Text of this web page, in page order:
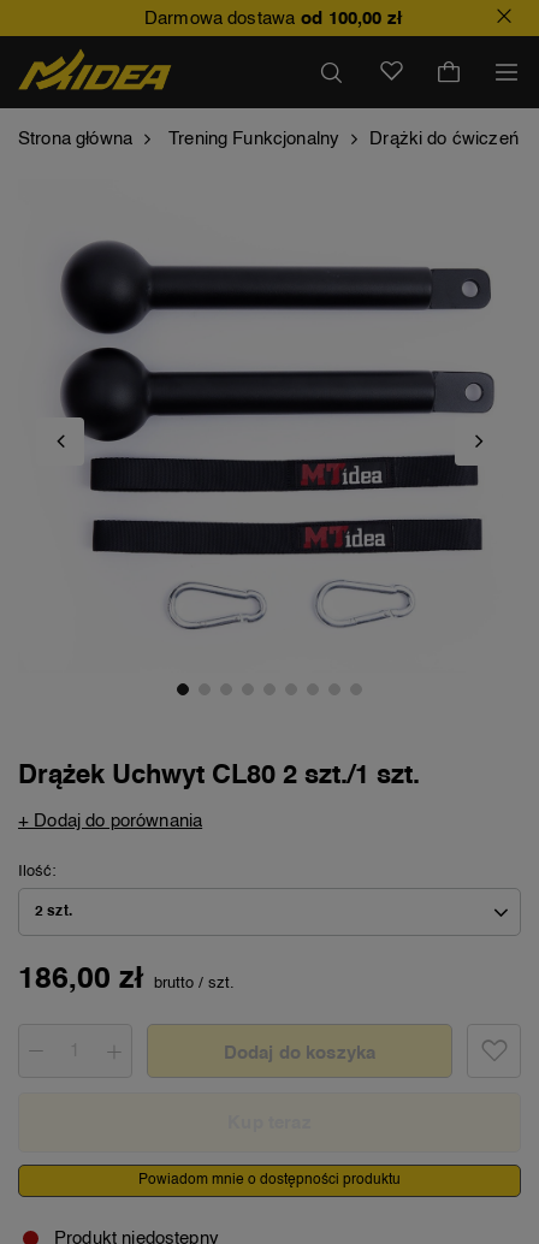
Darmowa dostawa od 100,00 zł
Strona główna Trening Funkcjonalny Drążki do ćwiczeń
Drążek Uchwyt CL80 2 szt./1 szt.
+ Dodaj do porównania
Ilość
2 szt.
186,00 zł brutto / szt.
Dodaj do koszyka
Powiadom mnie o dostępności produktu
Produkt niedostępny